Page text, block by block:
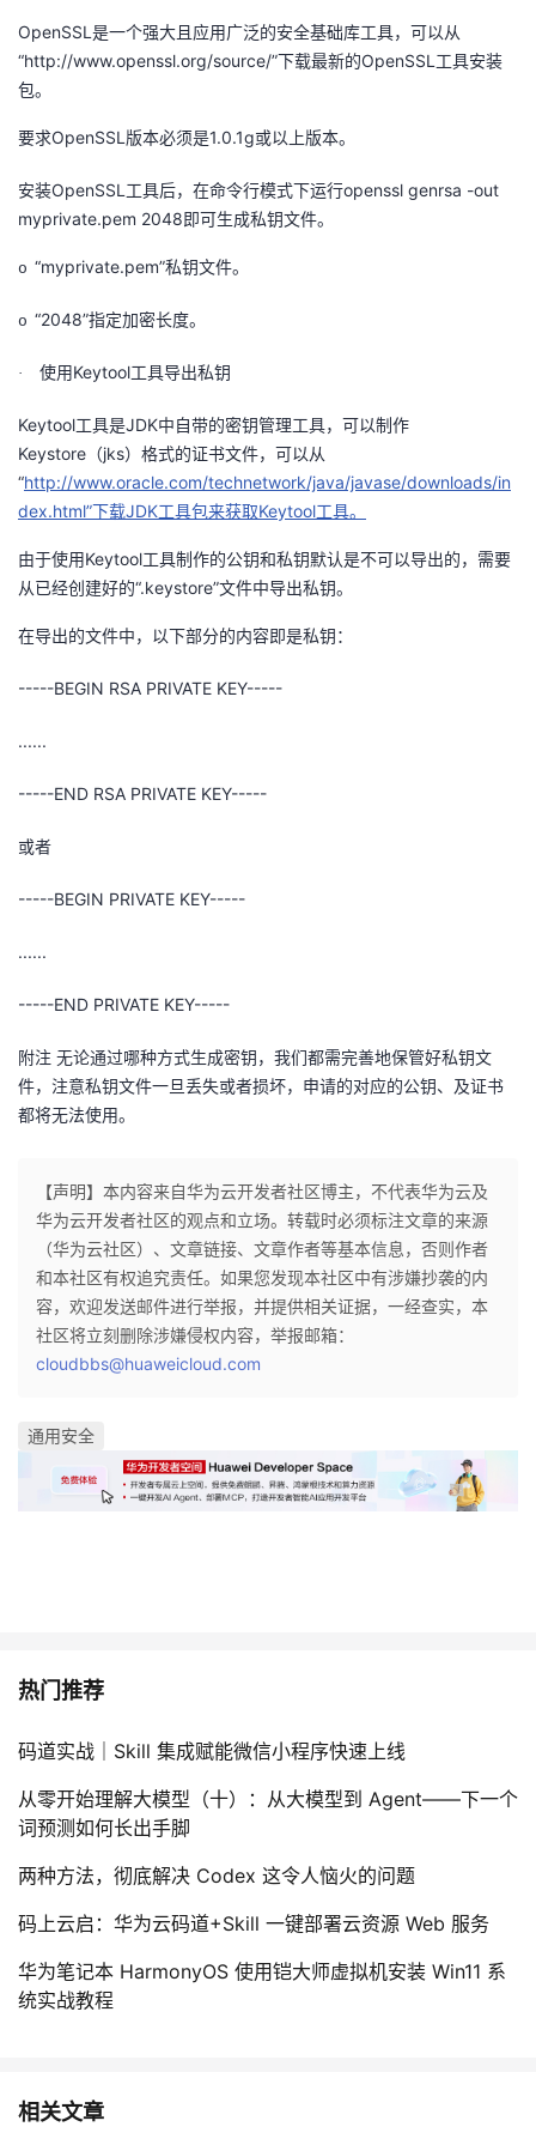
验
收
藏
议
OpenSSL是一个强大且应用广泛的安全基础库工具，可以从
“http://www.openssl.org/source/”下载最新的OpenSSL工具安装
包。
要求OpenSSL版本必须是1.0.1g或以上版本。
安装OpenSSL工具后，在命令行模式下运行openssl genrsa -out
myprivate.pem 2048即可生成私钥文件。
o “myprivate.pem”私钥文件。
o “2048”指定加密长度。
· 使用Keytool工具导出私钥
Keytool工具是JDK中自带的密钥管理工具，可以制作
Keystore（jks）格式的证书文件，可以从
“http://www.oracle.com/technetwork/java/javase/downloads/in
dex.html”下载JDK工具包来获取Keytool工具。
由于使用Keytool工具制作的公钥和私钥默认是不可以导出的，需要
从已经创建好的“.keystore”文件中导出私钥。
在导出的文件中，以下部分的内容即是私钥：
-----BEGIN RSA PRIVATE KEY-----
......
-----END RSA PRIVATE KEY-----
或者
-----BEGIN PRIVATE KEY-----
......
-----END PRIVATE KEY-----
附注 无论通过哪种方式生成密钥，我们都需完善地保管好私钥文
件，注意私钥文件一旦丢失或者损坏，申请的对应的公钥、及证书
都将无法使用。
【声明】本内容来自华为云开发者社区博主，不代表华为云及
华为云开发者社区的观点和立场。转载时必须标注文章的来源
（华为云社区）、文章链接、文章作者等基本信息，否则作者
和本社区有权追究责任。如果您发现本社区中有涉嫌抄袭的内
容，欢迎发送邮件进行举报，并提供相关证据，一经查实，本
社区将立刻删除涉嫌侵权内容，举报邮箱：
cloudbbs@huaweicloud.com
通用安全
热门推荐
码道实战｜Skill 集成赋能微信小程序快速上线
从零开始理解大模型（十）：从大模型到 Agent——下一个
词预测如何长出手脚
两种方法，彻底解决 Codex 这令人恼火的问题
码上云启：华为云码道+Skill 一键部署云资源 Web 服务
华为笔记本 HarmonyOS 使用铠大师虚拟机安装 Win11 系
统实战教程
相关文章